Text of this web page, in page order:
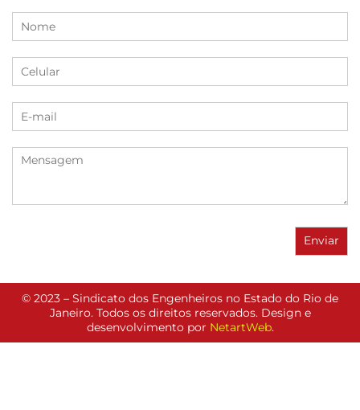
© 2023 – Sindicato dos Engenheiros no Estado do Rio de
Janeiro. Todos os direitos reservados. Design e
desenvolvimento por NetartWeb.